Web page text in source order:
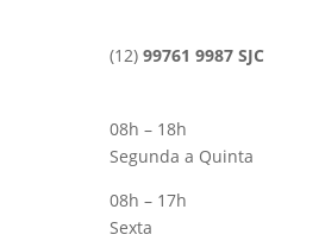
(12) 99761 9987 SJC
08h – 18h
Segunda a Quinta
08h – 17h
Sexta